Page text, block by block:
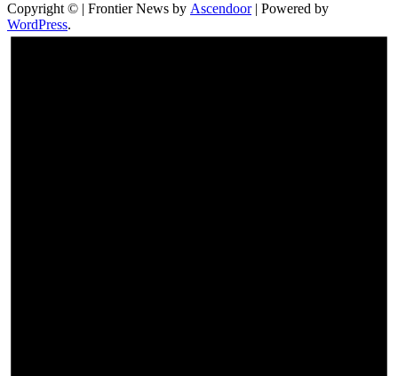
Copyright © | Frontier News by Ascendoor| Powered by
WordPress.